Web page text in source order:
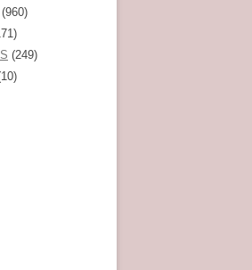
(960)
(249)